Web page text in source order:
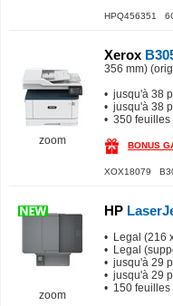
HPQ456351
zoom
Xerox
356 mm)
• jusqu'à 38
• jusqu'à 38
• 350 feuilles
BONUS
XOX18079
zoom
HP
• Legal (216
• Legal
• jusqu'à 29
• jusqu'à 29
• 150 feuilles